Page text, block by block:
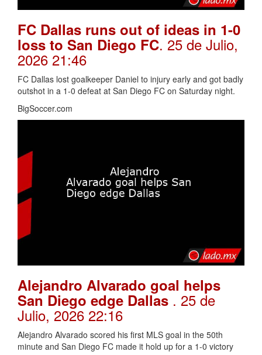
FC Dallas runs out of ideas in 1-0
loss to San Diego FC. 25 de Julio,
2026 21:46
FC Dallas lost goalkeeper Daniel to injury early and got badly
outshot in a 1-0 defeat at San Diego FC on Saturday night.
BigSoccer.com
Alejandro Alvarado goal helps
San Diego edge Dallas . 25 de
Julio, 2026 22:16
Alejandro Alvarado scored his first MLS goal in the 50th
minute and San Diego FC made it hold up for a 1-0 victory